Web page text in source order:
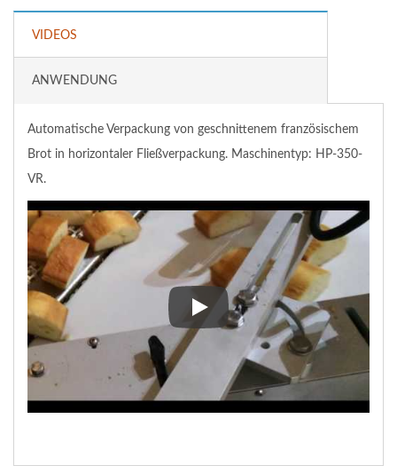
VIDEOS
ANWENDUNG
Automatische Verpackung von geschnittenem französischem
Brot in horizontaler Fließverpackung. Maschinentyp: HP-350-
VR.
Automatische Verpackung